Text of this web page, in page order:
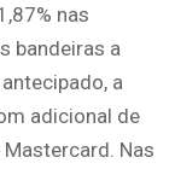
nas
bandeiras a
a
adicional de
Nas